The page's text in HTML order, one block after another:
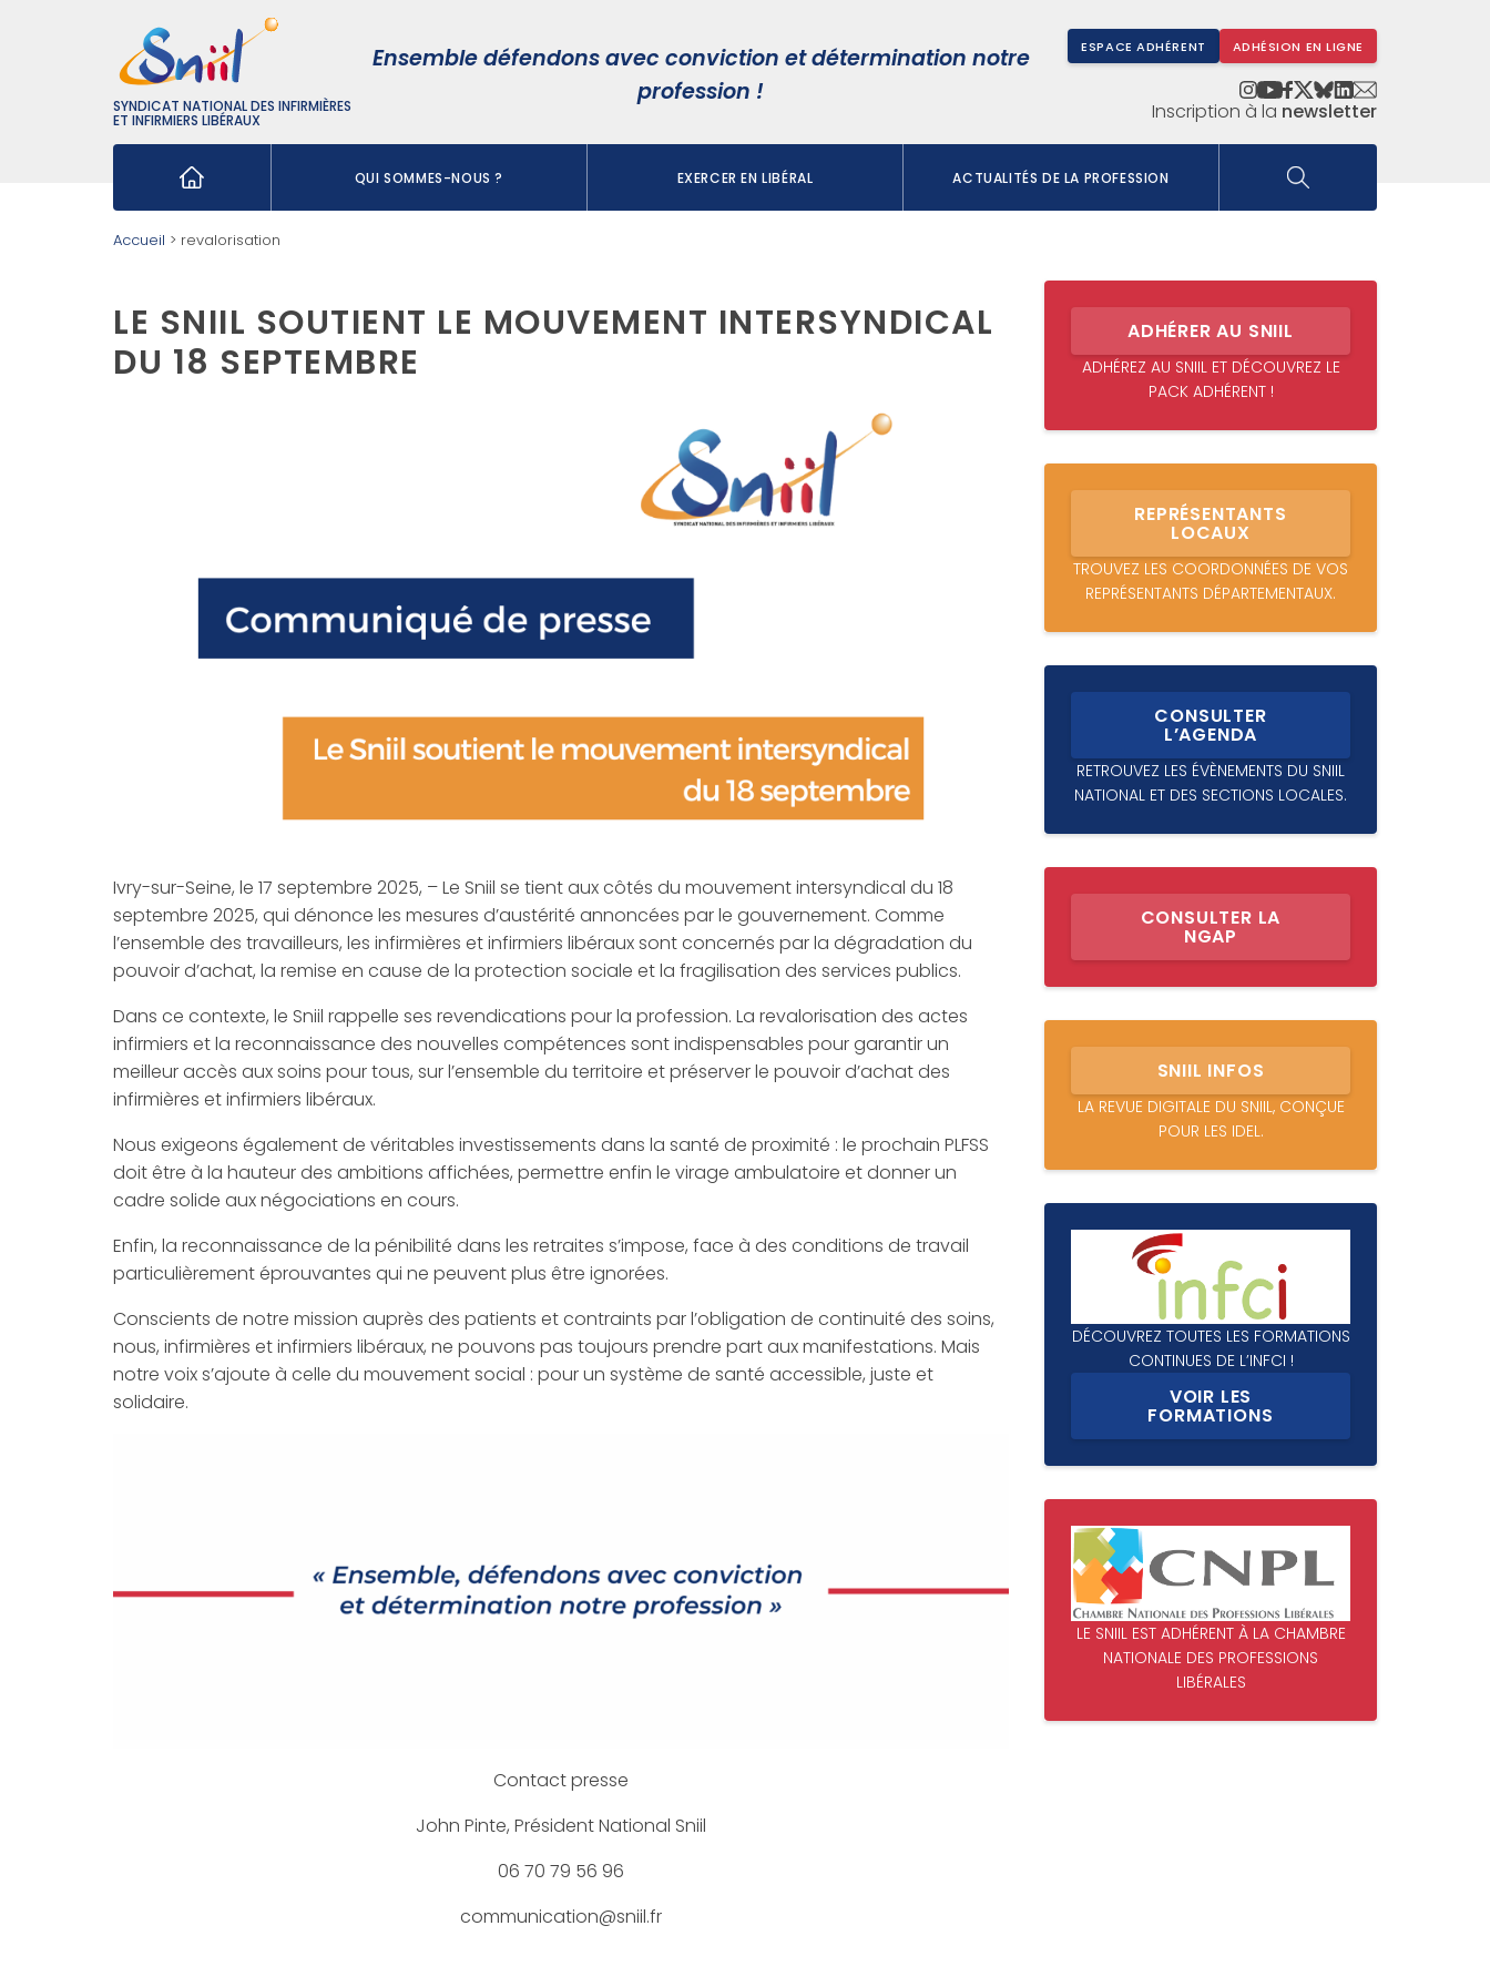
SYNDICAT NATIONAL DES INFIRMIÈRES
ET INFIRMIERS LIBÉRAUX
Ensemble défendons avec conviction et détermination notre
profession !
ESPACE ADHÉRENT ADHÉSION EN LIGNE
Inscription à la newsletter
QUI SOMMES-NOUS ? EXERCER EN LIBÉRAL ACTUALITÉS DE LA PROFESSION
Accueil > revalorisation
LE SNIIL SOUTIENT LE MOUVEMENT INTERSYNDICAL
DU 18 SEPTEMBRE
Ivry-sur-Seine, le 17 septembre 2025, – Le Sniil se tient aux côtés du mouvement intersyndical du 18
septembre 2025, qui dénonce les mesures d’austérité annoncées par le gouvernement. Comme
l’ensemble des travailleurs, les infirmières et infirmiers libéraux sont concernés par la dégradation du
pouvoir d’achat, la remise en cause de la protection sociale et la fragilisation des services publics.
Dans ce contexte, le Sniil rappelle ses revendications pour la profession. La revalorisation des actes
infirmiers et la reconnaissance des nouvelles compétences sont indispensables pour garantir un
meilleur accès aux soins pour tous, sur l’ensemble du territoire et préserver le pouvoir d’achat des
infirmières et infirmiers libéraux.
Nous exigeons également de véritables investissements dans la santé de proximité : le prochain PLFSS
doit être à la hauteur des ambitions affichées, permettre enfin le virage ambulatoire et donner un
cadre solide aux négociations en cours.
Enfin, la reconnaissance de la pénibilité dans les retraites s’impose, face à des conditions de travail
particulièrement éprouvantes qui ne peuvent plus être ignorées.
Conscients de notre mission auprès des patients et contraints par l’obligation de continuité des soins,
nous, infirmières et infirmiers libéraux, ne pouvons pas toujours prendre part aux manifestations. Mais
notre voix s’ajoute à celle du mouvement social : pour un système de santé accessible, juste et
solidaire.
Contact presse
John Pinte, Président National Sniil
06 70 79 56 96
communication@sniil.fr
ADHÉRER AU SNIIL
ADHÉREZ AU SNIIL ET DÉCOUVREZ LE
PACK ADHÉRENT !
REPRÉSENTANTS
LOCAUX
TROUVEZ LES COORDONNÉES DE VOS
REPRÉSENTANTS DÉPARTEMENTAUX.
CONSULTER
L’AGENDA
RETROUVEZ LES ÉVÈNEMENTS DU SNIIL
NATIONAL ET DES SECTIONS LOCALES.
CONSULTER LA
NGAP
SNIIL INFOS
LA REVUE DIGITALE DU SNIIL, CONÇUE
POUR LES IDEL.
DÉCOUVREZ TOUTES LES FORMATIONS
CONTINUES DE L’INFCI !
VOIR LES
FORMATIONS
LE SNIIL EST ADHÉRENT À LA CHAMBRE
NATIONALE DES PROFESSIONS
LIBÉRALES